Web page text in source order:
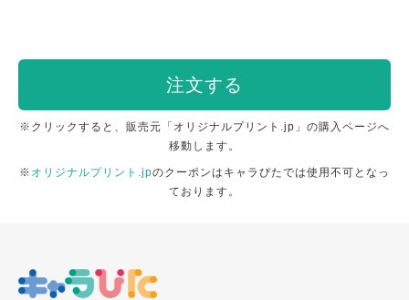
注文する
※クリックすると、販売元「オリジナルプリント.jp」の購入ページへ
移動します。
※ オリジナルプリント.jpのクーポンはキャラぴたでは使用不可となっ
ております。